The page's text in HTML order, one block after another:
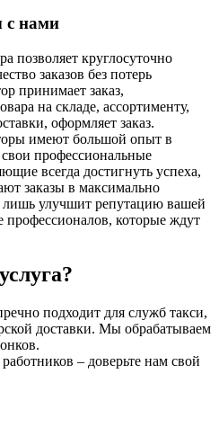
с нами
позволяет круглосуточно
заказов без потерь
принимает заказ,
на складе, ассортименту,
оформляет заказ.
имеют большой опыт в
профессиональные
всегда достигнуть успеха,
заказы в максимально
лишь улучшит репутацию вашей
профессионалов, которые ждут
подходит для служб такси,
доставки. Мы обрабатываем
– доверьте нам свой